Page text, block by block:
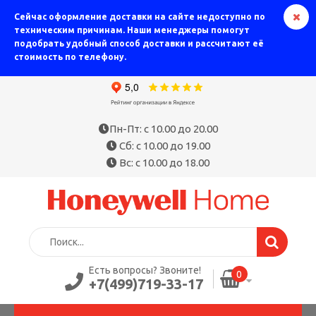
Сейчас оформление доставки на сайте недоступно по
техническим причинам. Наши менеджеры помогут
подобрать удобный способ доставки и рассчитают её
стоимость по телефону.
Пн-Пт: с 10.00 до 20.00
Сб: с 10.00 до 19.00
Вс: с 10.00 до 18.00
Есть вопросы? Звоните!
+7(499)719-33-17
0